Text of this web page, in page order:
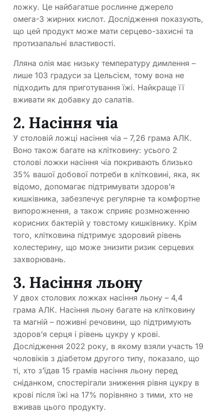
ложку. Це найбагатше рослинне джерело
омега-3 жирних кислот. Дослідження показують,
що цей продукт може мати серцево-захисні та
протизапальні властивості.
Лляна олія має низьку температуру димлення –
лише 103 градуси за Цельсієм, тому вона не
підходить для приготування їжі. Найкраще її
вживати як добавку до салатів.
2. Насіння чіа
У столовій ложці насіння чіа – 7,26 грама АЛК.
Воно також багате на клітковину: усього 2
столові ложки насіння чіа покривають близько
35% вашої добової потреби в клітковині, яка, як
відомо, допомагає підтримувати здоров’я
кишківника, забезпечує регулярне та комфортне
випорожнення, а також сприяє розмноженню
корисних бактерій у товстому кишківнику. Крім
того, клітковина підтримує здоровий рівень
холестерину, що може знизити ризик серцевих
захворювань.
3. Насіння льону
У двох столових ложках насіння льону – 4,4
грама АЛК. Насіння льону багате на клітковину
та магній – поживні речовини, що підтримують
здоров’я серця і рівень цукру у крові.
Дослідження 2022 року, в якому взяли участь 19
чоловіків з діабетом другого типу, показало, що
ті, хто з’їдав 15 грамів насіння льону перед
сніданком, спостерігали зниження рівня цукру в
крові після їжі на 17% порівняно з тими, хто не
вживав цього продукту.